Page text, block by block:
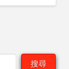
搜尋